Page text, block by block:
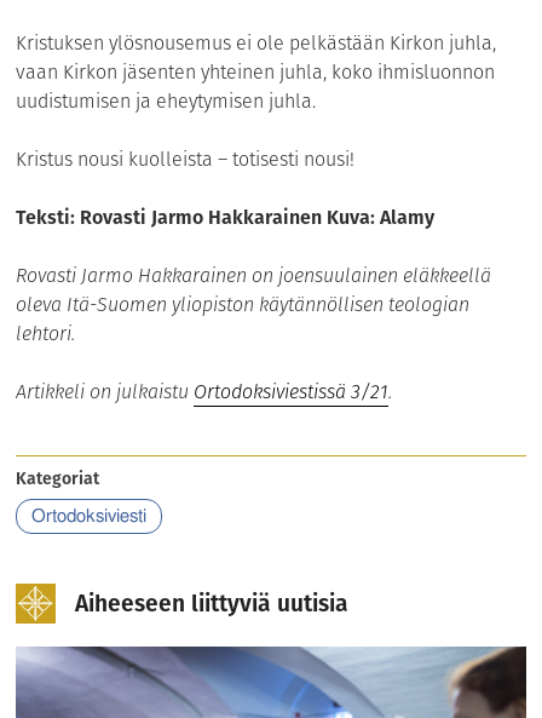
Kristuksen ylösnousemus ei ole pelkästään Kirkon juhla,
vaan Kirkon jäsenten yhteinen juhla, koko ihmisluonnon
uudistumisen ja eheytymisen juhla.
Kristus nousi kuolleista – totisesti nousi!
Teksti: Rovasti Jarmo Hakkarainen Kuva: Alamy
Rovasti Jarmo Hakkarainen on joensuulainen eläkkeellä
oleva Itä-Suomen yliopiston käytännöllisen teologian
lehtori.
Artikkeli on julkaistu Ortodoksiviestissä 3/21.
Kategoriat
Ortodoksiviesti
Aiheeseen liittyviä uutisia